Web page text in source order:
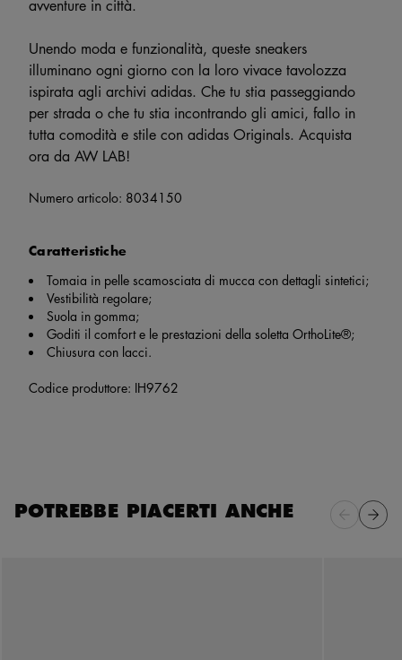
avventure in città.
Unendo moda e funzionalità, queste sneakers
illuminano ogni giorno con la loro vivace tavolozza
ispirata agli archivi adidas. Che tu stia passeggiando
per strada o che tu stia incontrando gli amici, fallo in
tutta comodità e stile con adidas Originals. Acquista
ora da AW LAB!
Numero articolo: 8034150
Caratteristiche
Tomaia in pelle scamosciata di mucca con dettagli sintetici;
Vestibilità regolare;
Suola in gomma;
Goditi il ​​comfort e le prestazioni della soletta OrthoLite®;
Chiusura con lacci.
Codice produttore: IH9762
POTREBBE PIACERTI ANCHE